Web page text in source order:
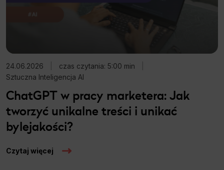
24.06.2026 czas czytania: 5:00 min
Sztuczna Inteligencja AI
ChatGPT w pracy marketera: Jak
tworzyć unikalne treści i unikać
bylejakości?
Czytaj więcej